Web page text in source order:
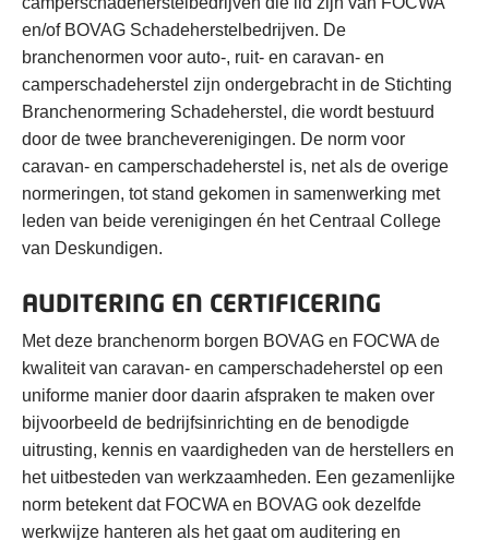
en/of BOVAG Schadeherstelbedrijven. De
branchenormen voor auto-, ruit- en caravan- en
camperschadeherstel zijn ondergebracht in de Stichting
Branchenormering Schadeherstel, die wordt bestuurd
door de twee brancheverenigingen. De norm voor
caravan- en camperschadeherstel is, net als de overige
normeringen, tot stand gekomen in samenwerking met
leden van beide verenigingen én het Centraal College
van Deskundigen.
AUDITERING EN CERTIFICERING
Met deze branchenorm borgen BOVAG en FOCWA de
kwaliteit van caravan- en camperschadeherstel op een
uniforme manier door daarin afspraken te maken over
bijvoorbeeld de bedrijfsinrichting en de benodigde
uitrusting, kennis en vaardigheden van de herstellers en
het uitbesteden van werkzaamheden. Een gezamenlijke
norm betekent dat FOCWA en BOVAG ook dezelfde
werkwijze hanteren als het gaat om auditering en